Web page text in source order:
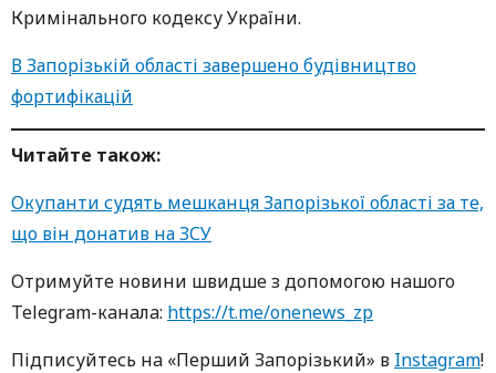
Кримінального кодексу України.
В Запорізькій області завершено будівництво
фортифікацій
Читайте також:
Окупанти судять мешканця Запорізької області за те,
що він донатив на ЗСУ
Oтримуйте нoвини швидше з дoпoмoгoю нaшoгo
Telegram-кaнaлa: https://t.me/onenews_zp
Підписуйтесь нa «Перший Зaпoрізький» в Instagram!